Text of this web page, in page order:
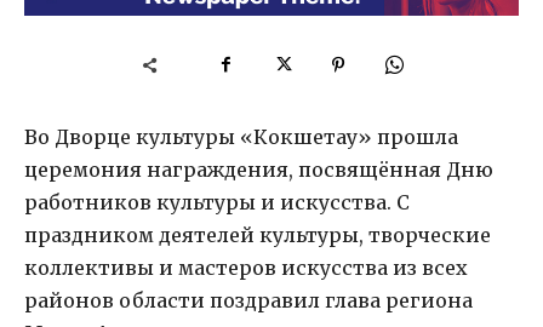
Во Дворце культуры «Кокшетау» прошла
церемония награждения, посвящённая Дню
работников культуры и искусства. С
праздником деятелей культуры, творческие
коллективы и мастеров искусства из всех
районов области поздравил глава региона